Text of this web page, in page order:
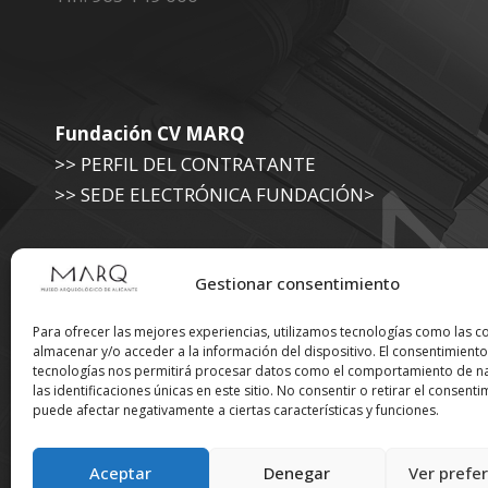
Gestionar consentimiento
Para ofrecer las mejores experiencias, utilizamos tecnologías como las
almacenar y/o acceder a la información del dispositivo. El
tecnologías nos permitirá procesar datos como el comportamiento de
las identificaciones únicas en este sitio. No consentir o retirar el
puede afectar negativamente a ciertas características y funciones.
Aceptar Denegar Ver
Fundación CV MARQ
>> PERFIL DEL CONTRATANTE
>> SEDE ELECTRÓNICA FUNDACIÓN>
>> SEDE ELECTRÓNICA DIPUTACIÓN
Suscríbete a nuestra
Newsletter